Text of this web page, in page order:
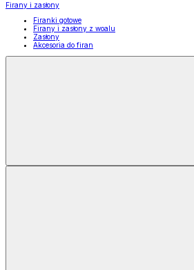
Firany i zasłony
Firanki gotowe
Firany i zasłony z woalu
Zasłony
Akcesoria do firan